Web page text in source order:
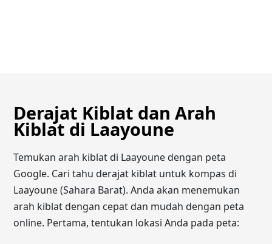
Derajat Kiblat dan Arah
Kiblat di Laayoune
Temukan arah kiblat di Laayoune dengan peta
Google. Cari tahu derajat kiblat untuk kompas di
Laayoune (Sahara Barat). Anda akan menemukan
arah kiblat dengan cepat dan mudah dengan peta
online. Pertama, tentukan lokasi Anda pada peta: